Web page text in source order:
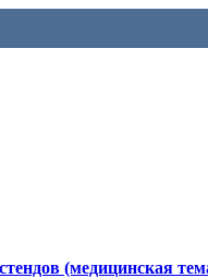
(медицинская